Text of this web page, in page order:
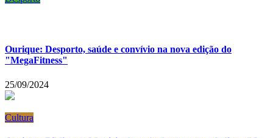
Ourique: Desporto, saúde e convívio na nova edição do
"MegaFitness"
25/09/2024
Cultura